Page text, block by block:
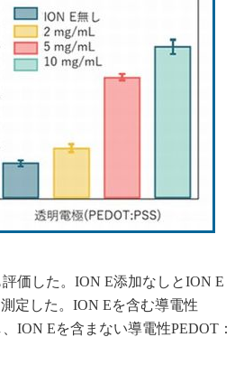
価した。ION E添加なしとION E
定した。ION Eを含む導電性
ION Eを含まない導電性PEDOT：